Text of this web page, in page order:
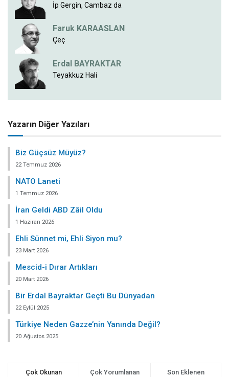
İp Gergin, Cambaz da
Faruk KARAASLAN
Çeç
Erdal BAYRAKTAR
Teyakkuz Hali
Yazarın Diğer Yazıları
Biz Güçsüz Müyüz?
22 Temmuz 2026
NATO Laneti
1 Temmuz 2026
İran Geldi ABD Zâil Oldu
1 Haziran 2026
Ehli Sünnet mi, Ehli Siyon mu?
23 Mart 2026
Mescid-i Dırar Artıkları
20 Mart 2026
Bir Erdal Bayraktar Geçti Bu Dünyadan
22 Eylül 2025
Türkiye Neden Gazze’nin Yanında Değil?
20 Ağustos 2025
Çok Okunan Çok Yorumlanan Son Eklenen